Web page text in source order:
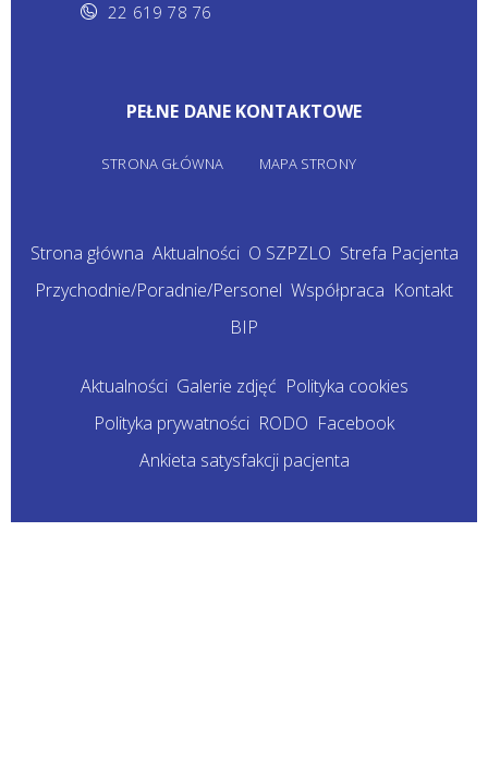
22 619 78 76
PEŁNE DANE KONTAKTOWE
STRONA GŁÓWNA MAPA STRONY
Strona główna Aktualności O SZPZLO Strefa Pacjenta
Przychodnie/Poradnie/Personel Współpraca Kontakt
BIP
Aktualności Galerie zdjęć Polityka cookies
Polityka prywatności RODO Facebook
Ankieta satysfakcji pacjenta